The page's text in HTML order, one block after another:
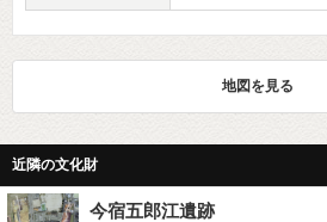
地図を見る
近隣の文化財
今宿五郎江遺跡